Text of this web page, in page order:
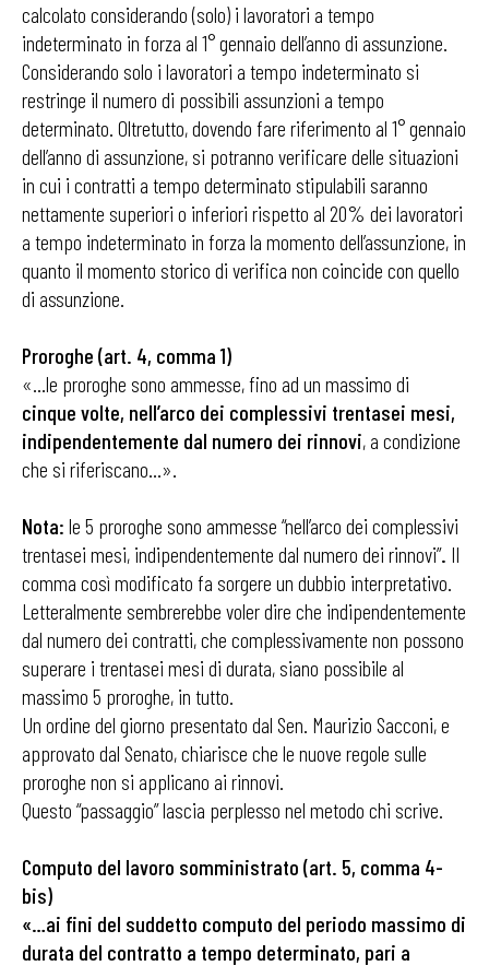
calcolato considerando (solo) i lavoratori a tempo
indeterminato in forza al 1° gennaio dell’anno di assunzione.
Considerando solo i lavoratori a tempo indeterminato si
restringe il numero di possibili assunzioni a tempo
determinato. Oltretutto, dovendo fare riferimento al 1° gennaio
dell’anno di assunzione, si potranno verificare delle situazioni
in cui i contratti a tempo determinato stipulabili saranno
nettamente superiori o inferiori rispetto al 20% dei lavoratori
a tempo indeterminato in forza la momento dell’assunzione, in
quanto il momento storico di verifica non coincide con quello
di assunzione.
Proroghe (art. 4, comma 1)
«…le proroghe sono ammesse, fino ad un massimo di
cinque volte, nell’arco dei complessivi trentasei mesi,
indipendentemente dal numero dei rinnovi, a condizione
che si riferiscano…».
Nota: le 5 proroghe sono ammesse “nell’arco dei complessivi
trentasei mesi, indipendentemente dal numero dei rinnovi”. Il
comma così modificato fa sorgere un dubbio interpretativo.
Letteralmente sembrerebbe voler dire che indipendentemente
dal numero dei contratti, che complessivamente non possono
superare i trentasei mesi di durata, siano possibile al
massimo 5 proroghe, in tutto.
Un ordine del giorno presentato dal Sen. Maurizio Sacconi, e
approvato dal Senato, chiarisce che le nuove regole sulle
proroghe non si applicano ai rinnovi.
Questo “passaggio” lascia perplesso nel metodo chi scrive.
Computo del lavoro somministrato (art. 5, comma 4-
bis)
«…ai fini del suddetto computo del periodo massimo di
durata del contratto a tempo determinato, pari a